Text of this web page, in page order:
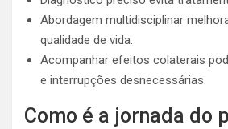
Abordagem multidisciplinar
qualidade de vida.
Acompanhar efeitos colaterais
e interrupções desnecessárias.
Como é a jornada do